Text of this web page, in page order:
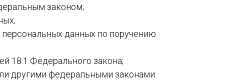
законом;
данных по поручению
18.1 Федерального закона;
другими федеральными законами.